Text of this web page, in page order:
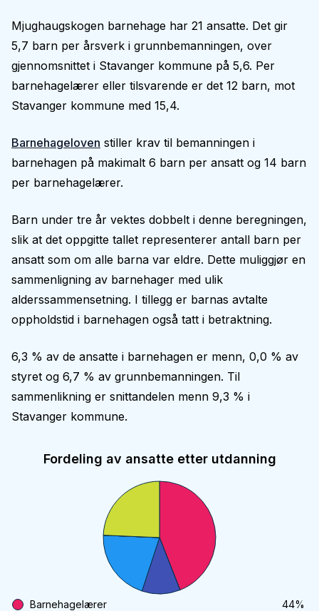
Mjughaugskogen barnehage har 21 ansatte. Det gir
5,7 barn per årsverk i grunnbemanningen, over
gjennomsnittet i Stavanger kommune på 5,6. Per
barnehagelærer eller tilsvarende er det 12 barn, mot
Stavanger kommune med 15,4.
Barnehageloven stiller krav til bemanningen i
barnehagen på makimalt 6 barn per ansatt og 14 barn
per barnehagelærer.
Barn under tre år vektes dobbelt i denne beregningen,
slik at det oppgitte tallet representerer antall barn per
ansatt som om alle barna var eldre. Dette muliggjør en
sammenligning av barnehager med ulik
alderssammensetning. I tillegg er barnas avtalte
oppholdstid i barnehagen også tatt i betraktning.
6,3 % av de ansatte i barnehagen er menn, 0,0 % av
styret og 6,7 % av grunnbemanningen. Til
sammenlikning er snittandelen menn 9,3 % i
Stavanger kommune.
Fordeling av ansatte etter utdanning
Barnehagelærer 44%